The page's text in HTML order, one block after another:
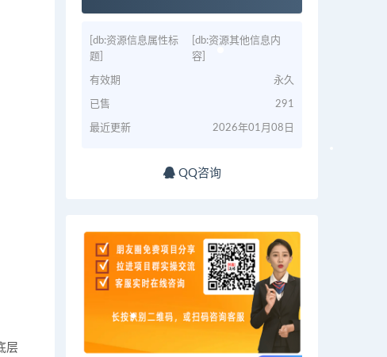
层
[db:资源信息属性标
题]
[db:资源其他信息内
容]
有效期 永久
已售 291
最近更新 2026年01月08日
QQ咨询